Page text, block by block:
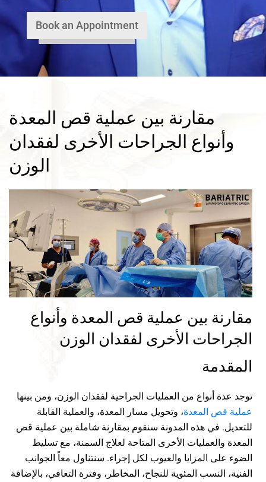
Book an Appointment
مقارنة بين عملية قص المعدة
وأنواع الجراحات الأخرى لفقدان
الوزن
مقارنة بين عملية قص المعدة وأنواع
الجراحات الأخرى لفقدان الوزن
المقدمة
توجد عدة أنواع من العمليات الجراحية لفقدان الوزن، ومن بينها
عملية قص المعدة، وتحويل مسار المعدة، والعملية القابلة
للتعديل. في هذه المدونة سنقوم بمقارنة شاملة بين عملية قص
المعدة والعمليات الأخرى المتاحة لعلاج السمنة، مع تسليط
الضوء على المزايا والعيوب لكل إجراء. سنتناول معاً الجوانب
الفنية، النسب المئوية للنجاح، المخاطر، وفترة التعافي، بالإضافة